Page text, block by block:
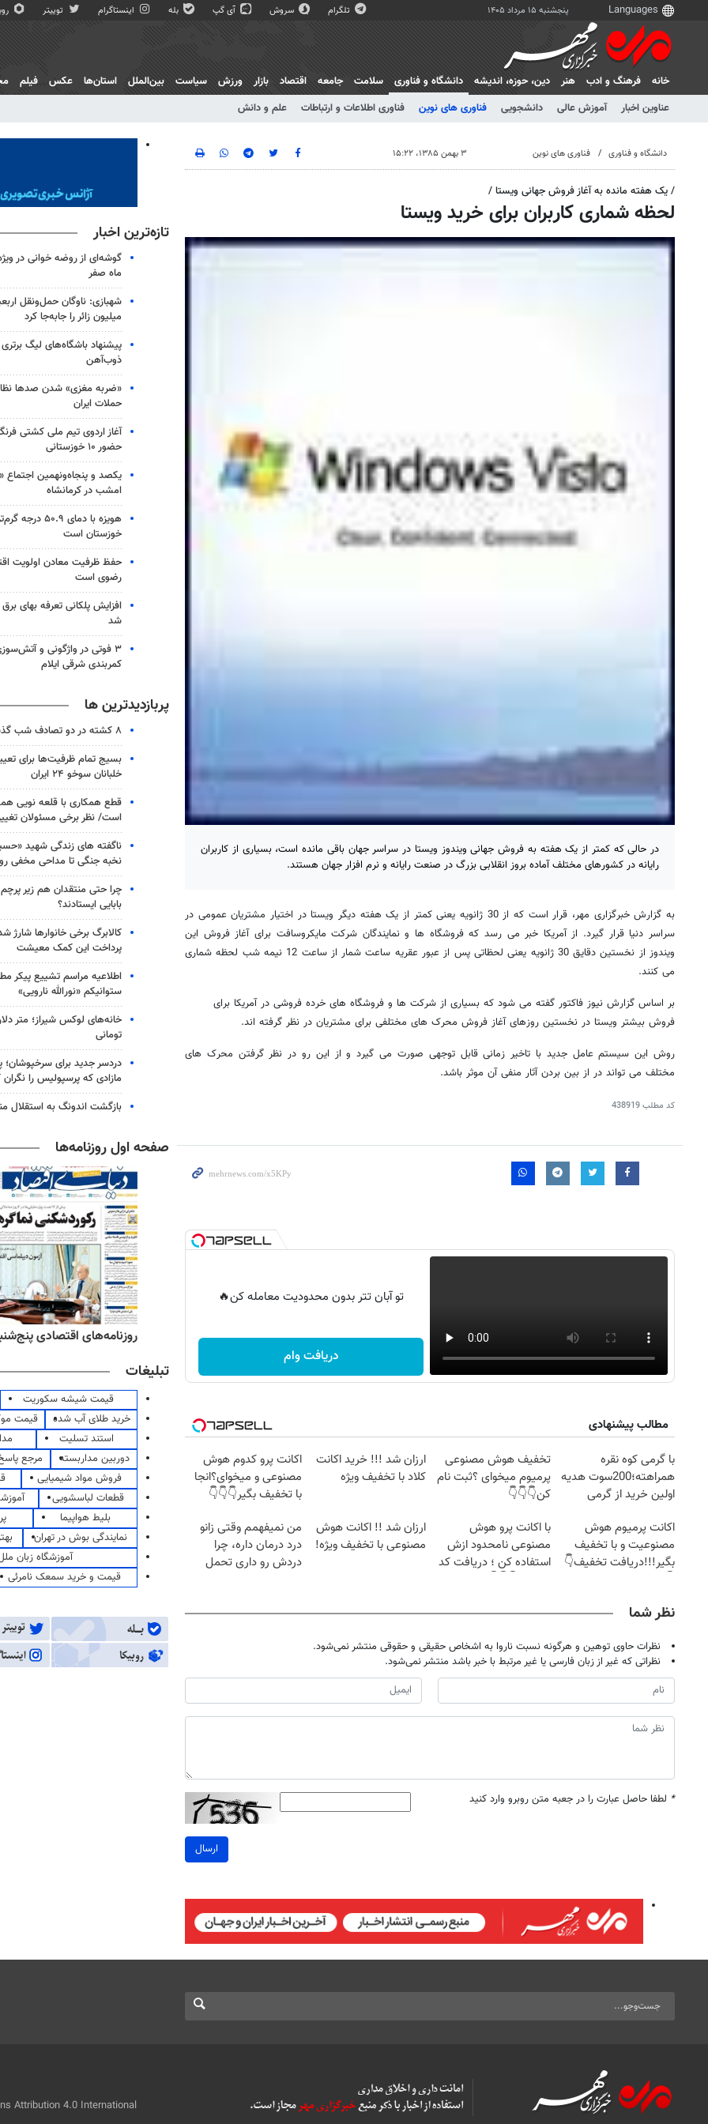
پنجشنبه ۱۵ مرداد ۱۴۰۵ تلگرام سروش آی گپ بله اینستاگرام توییتر
خانه فرهنگ و ادب هنر دين، حوزه، انديشه
دانشگاه و فناوری
عناوین اخبار
آموزش عالی دانشجویی فناوری های نوین فناوری اطلاعات و ارتباطات علم و دانش
سلامت جامعه اقتصاد بازار ورزش سیاست بین‌الملل استان‌ها عکس فیلم
دانشگاه و فناوری فناوری های نوین ۳ بهمن ۱۳۸۵، ۱۵:۲۲
/ یک هفته مانده به آغاز فروش جهانی ویستا /
لحظه شماری کاربران برای خرید ویستا
در حالی که کمتر از یک هفته به فروش جهانی ویندوز ویستا در سراسر جهان باقی مانده است، بسیاری از کاربران
رایانه در کشورهای مختلف آماده بروز انقلابی بزرگ در صنعت رایانه و نرم افزار جهان هستند.
به گزارش خبرگزاری مهر، قرار است که از 30 ژانویه یعنی کمتر از یک هفته دیگر ویستا در اختیار مشتریان عمومی در
سراسر دنیا قرار گیرد. از آمریکا خبر می رسد که فروشگاه ها و نمایندگان شرکت مایکروسافت برای آغاز فروش این
ویندوز از نخستین دقایق 30 ژانویه یعنی لحظاتی پس از عبور عقریه ساعت شمار از ساعت 12 نیمه شب لحظه شماری
می کنند.
بر اساس گزارش نیوز فاکتور گفته می شود که بسیاری از شرکت ها و فروشگاه های خرده فروشی در آمریکا برای
فروش بیشتر ویستا در نخستین روزهای آغاز فروش محرک های مختلفی برای مشتریان در نظر گرفته اند.
روش این سیستم عامل جدید با تاخیر زمانی قابل توجهی صورت می گیرد و از این رو در نظر گرفتن محرک های
مختلف می تواند در از بین بردن آثار منفی آن موثر باشد.
کد مطلب438919
تو آبان تتر بدون محدودیت معامله کن🔥
دریافت وام
مطالب پیشنهادی
با گرمی کوه نقره
همراهته؛200سوت هدیه
اولین خرید از گرمی
تخفیف هوش مصنوعی
پرمیوم میخوای ؟ثبت نام
کن👇👇👇
ارزان شد !!! خرید اکانت
کلاد با تخفیف ویژه
اکانت پرو کدوم هوش
مصنوعی و میخوای؟انجا
با تخفیف بگیر👇👇👇
اکانت پرمیوم هوش
مصنوعیت و با تخفیف
بگیر!!!دریافت تخفیف👇
با اکانت پرو هوش
مصنوعی نامحدود ازش
استفاده کن ؛ دریافت کد
ارزان شد !! اکانت هوش
مصنوعی با تخفیف ویژه!
من نمیفهمم وقتی زانو
درد درمان داره، چرا
دردش رو داری تحمل
نظر شما
نظرات حاوی توهین و هرگونه نسبت ناروا به اشخاص حقیقی و حقوقی منتشر نمی‌شود.
نظراتی که غیر از زبان فارسی یا غیر مرتبط با خبر باشد منتشر نمی‌شود.
* لطفا حاصل عبارت را در جعبه متن روبرو وارد کنید
ارسال
تازه‌ترین اخبار
گوشه‌ای از روضه خوانی در
ماه صفر
شهبازی: ناوگان حمل‌ونقل
میلیون زائر را جابه‌جا کرد
پیشنهاد باشگاه‌های لیگ
ذوب‌آهن
«ضربه مغزی» شدن صدها
حملات ایران
آغاز اردوی تیم ملی کشتی
حضور ۱۰ خوزستانی
یکصد و پنجاه‌ونهمین اجتماع
امشب در کرمانشاه
هویزه با دمای ۵۰.۹
خوزستان است
حفظ ظرفیت معادن اولویت
رضوی است
افزایش پلکانی تعرفه بهای
شد
کمربندی شرقی ایلام
پربازدیدترین ها
۸ کشته در دو تصادف شب گذشته
بسیج تمام ظرفیت‌ها برای
خلبانان سوخو ۲۴ ایران
قطع همکاری با قلعه نویی
است/ نظر برخی مسئولان
ناگفته های زندگی شهید
نخبه جنگی تا مداحی مخفی
چرا حتی منتقدان هم زیر
بابایی ایستادند؟
کالابرگ برخی خانوارها شارژ
پرداخت این کمک معیشت
اطلاعیه مراسم تشییع پیکر
ستوانیکم «نورالله نارویی»
خانه‌های لوکس شیراز؛ متر
تومانی
دردسر جدید برای سرخپوشان؛
مازادی که پرسپولیس را نگران
بازگشت اندونگ به استقلال
صفحه اول روزنامه‌ها
روزنامه‌های اقتصادی چهارشنبه ۱۴ مرداد ۱۴۰۵ روزنامه‌های ورزشی پنج‌شنبه ۱۵ مرداد ۱۴۰۵ روزنامه‌های اقتصادی پنج‌شنبه ۱۵ مرداد
تبلیغات
قیمت شیشه سکوریت
خرید طلای آب شده
قیمت
استند تسلیت
دوربین مداربسته
مرجع
فروش مواد شیمیایی
قطعات لباسشویی
بلیط هواپیما
نمایندگی بوش در تهران
آموزشگاه زبان
قیمت و خرید سمعک نامرئی
Attribution 4.0 International